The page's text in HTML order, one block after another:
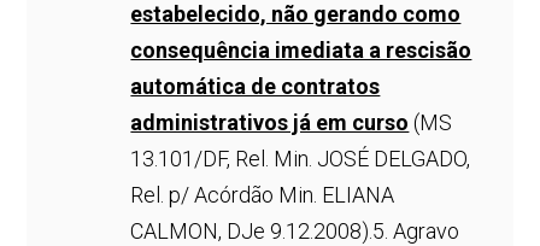
estabelecido, não gerando como
consequência imediata a rescisão
automática de contratos
administrativos já em curso (MS
13.101/DF, Rel. Min. JOSÉ DELGADO,
Rel. p/ Acórdão Min. ELIANA
CALMON, DJe 9.12.2008).5. Agravo